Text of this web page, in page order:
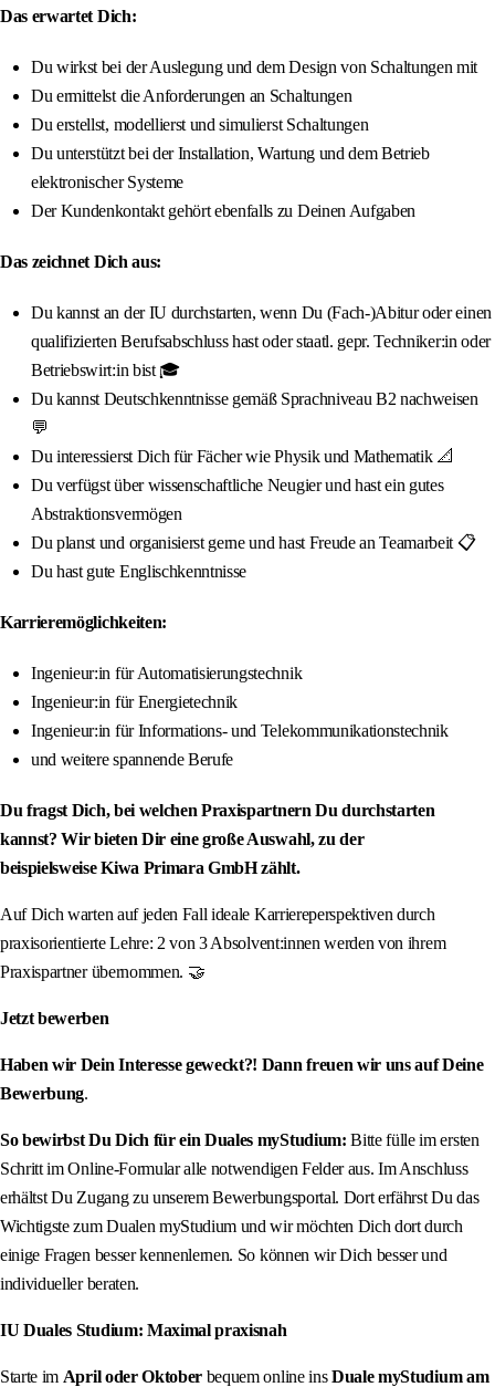
Das erwartet Dich:
Du wirkst bei der Auslegung und dem Design von Schaltungen mit
Du ermittelst die Anforderungen an Schaltungen
Du erstellst, modellierst und simulierst Schaltungen
Du unterstützt bei der Installation, Wartung und dem Betrieb
elektronischer Systeme
Der Kundenkontakt gehört ebenfalls zu Deinen Aufgaben
Das zeichnet Dich aus:
Du kannst an der IU durchstarten, wenn Du (Fach-)Abitur oder einen
qualifizierten Berufsabschluss hast oder staatl. gepr. Techniker:in oder
Betriebswirt:in bist 🎓
Du kannst Deutschkenntnisse gemäß Sprachniveau B2 nachweisen
💬
Du interessierst Dich für Fächer wie Physik und Mathematik 📐
Du verfügst über wissenschaftliche Neugier und hast ein gutes
Abstraktionsvermögen
Du planst und organisierst gerne und hast Freude an Teamarbeit 📋
Du hast gute Englischkenntnisse
Karrieremöglichkeiten:
Ingenieur:in für Automatisierungstechnik
Ingenieur:in für Energietechnik
Ingenieur:in für Informations- und Telekommunikationstechnik
und weitere spannende Berufe
Du fragst Dich, bei welchen Praxispartnern Du durchstarten
kannst? Wir bieten Dir eine große Auswahl, zu der
beispielsweise Kiwa Primara GmbH zählt.
Auf Dich warten auf jeden Fall ideale Karriereperspektiven durch
praxisorientierte Lehre: 2 von 3 Absolvent:innen werden von ihrem
Praxispartner übernommen. 🤝
Jetzt bewerben
Haben wir Dein Interesse geweckt?! Dann freuen wir uns auf Deine
Bewerbung.
So bewirbst Du Dich für ein Duales myStudium: Bitte fülle im ersten
Schritt im Online-Formular alle notwendigen Felder aus. Im Anschluss
erhältst Du Zugang zu unserem Bewerbungsportal. Dort erfährst Du das
Wichtigste zum Dualen myStudium und wir möchten Dich dort durch
einige Fragen besser kennenlernen. So können wir Dich besser und
individueller beraten.
IU Duales Studium: Maximal praxisnah
Starte im April oder Oktober bequem online insDuale myStudium am